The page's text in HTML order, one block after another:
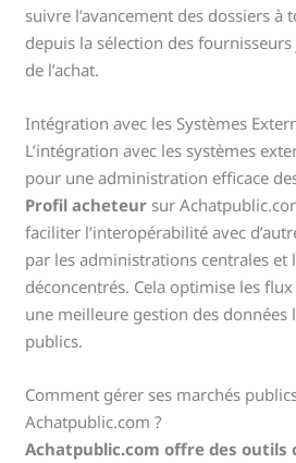
suivre l’avancement des dossiers à
depuis la sélection des fournisseurs
de l’achat.
Intégration avec les Systèmes
L’intégration avec les systèmes
pour une administration efficace
Profil acheteur sur
faciliter l’interopérabilité avec
par les administrations centrales et
déconcentrés. Cela optimise les
une meilleure gestion des données
publics.
Comment gérer ses marchés
Achatpublic.com ?
Achatpublic.com offre des outils